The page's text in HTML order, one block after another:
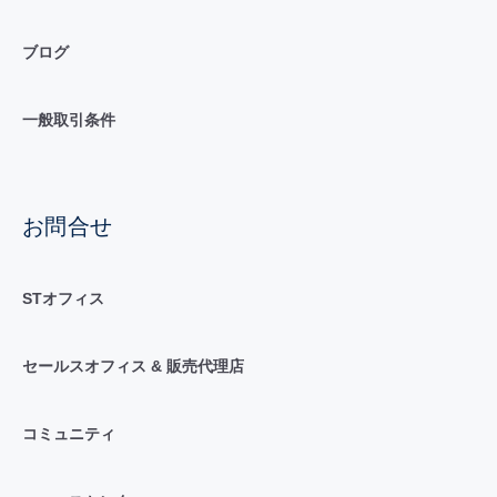
ブログ
一般取引条件
お問合せ
STオフィス
セールスオフィス & 販売代理店
コミュニティ